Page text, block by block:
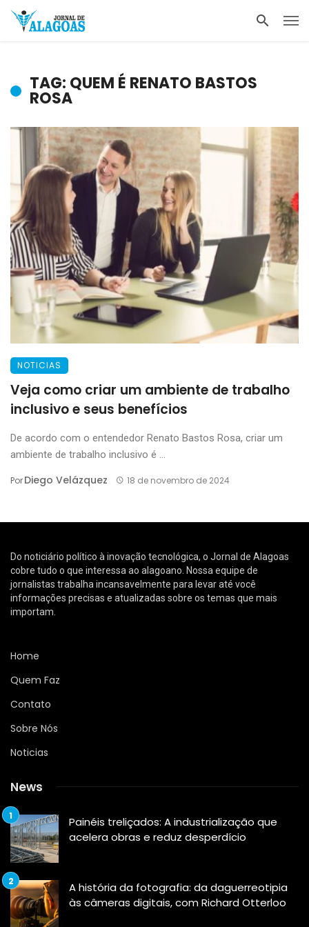
TAG: QUEM É RENATO BASTOS
ROSA
NOTICIAS
Veja como criar um ambiente de trabalho
inclusivo e seus benefícios
De acordo com o entendedor Renato Bastos Rosa, criar um
ambiente de trabalho inclusivo é ...
PorDiego Velázquez 18 de novembro de 2024
Do noticiário político à inovação tecnológica, o Jornal de Alagoas
cobre tudo o que interessa ao alagoano. Nossa equipe de
jornalistas trabalha incansavelmente para levar até você
informações precisas e atualizadas sobre os temas que mais
importam.
Home
Quem Faz
Contato
Sobre Nós
Noticias
News
Painéis treliçados: A industrialização que
acelera obras e reduz desperdício
A história da fotografia: da daguerreotipia
às câmeras digitais, com Richard Otterloo